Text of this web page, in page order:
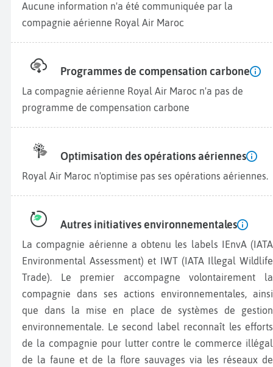
Aucune information n'a été communiquée par la
compagnie aérienne Royal Air Maroc
Programmes de compensation carbone
La compagnie aérienne Royal Air Maroc n'a pas de
programme de compensation carbone
Optimisation des opérations aériennes
Royal Air Maroc n'optimise pas ses opérations aériennes.
Autres initiatives environnementales
La compagnie aérienne a obtenu les labels IEnvA (IATA
Environmental Assessment) et IWT (IATA Illegal Wildlife
Trade). Le premier accompagne volontairement la
compagnie dans ses actions environnementales, ainsi
que dans la mise en place de systèmes de gestion
environnementale. Le second label reconnaît les efforts
de la compagnie pour lutter contre le commerce illégal
de la faune et de la flore sauvages via les réseaux de